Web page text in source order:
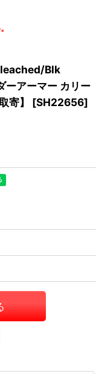
Blk
アーマー カリー
寄】
[SH22656]